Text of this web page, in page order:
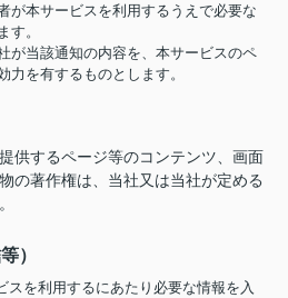
が本サービスを利用するうえで必要な
す。
が当該通知の内容を、本サービスのペ
力を有するものとします。
供するページ等のコンテンツ、画面
の著作権は、当社又は当社が定める
）
を利用するにあたり必要な情報を入